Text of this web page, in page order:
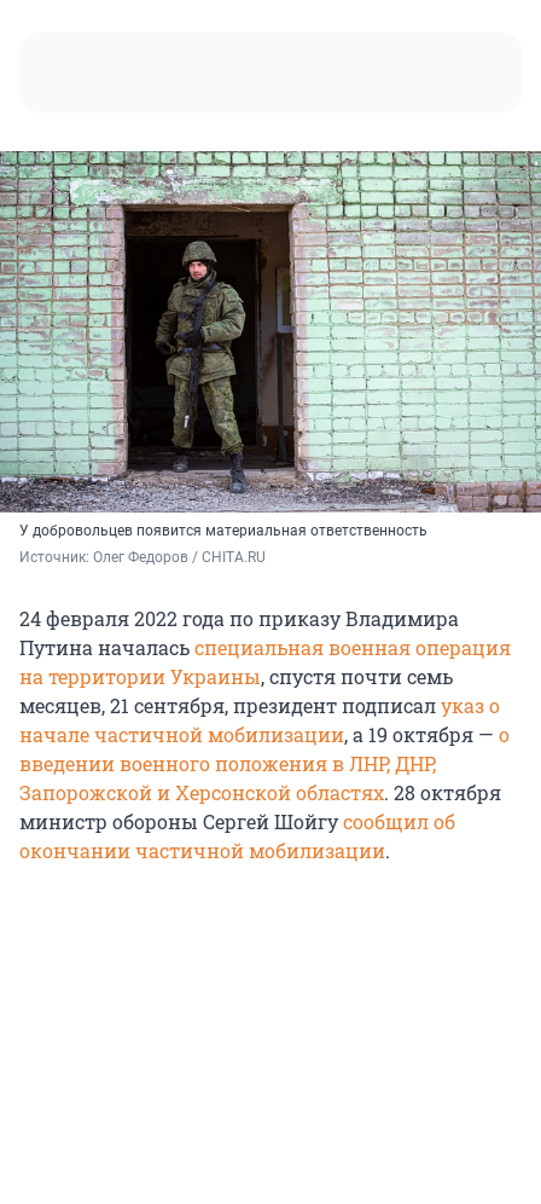
У добровольцев появится материальная ответственность
Источник: Олег Федоров / CHITA.RU
24 февраля 2022 года по приказу Владимира
Путина началасьспециальная военная операция
на территории Украины, спустя почти семь
месяцев, 21 сентября, президент подписалуказ о
начале частичной мобилизации, а 19 октября — о
введении военного положения в ЛНР, ДНР,
Запорожской и Херсонской областях. 28 октября
министр обороны Сергей Шойгусообщил об
окончании частичной мобилизации.